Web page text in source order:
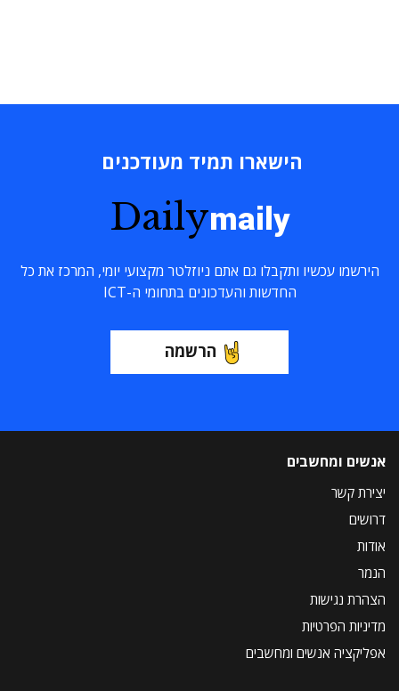
הישארו תמיד מעודכנים
Dailymaily
הירשמו עכשיו ותקבלו גם אתם ניוזלטר מקצועי יומי, המרכז את כל
החדשות והעדכונים בתחומי ה-ICT
הרשמה
אנשים ומחשבים
יצירת קשר
דרושים
אודות
הנמר
הצהרת נגישות
מדיניות הפרטיות
אפליקציה אנשים ומחשבים